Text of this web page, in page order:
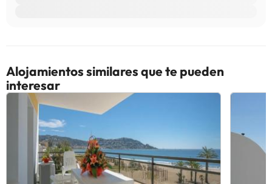
Alojamientos similares que te pueden
interesar